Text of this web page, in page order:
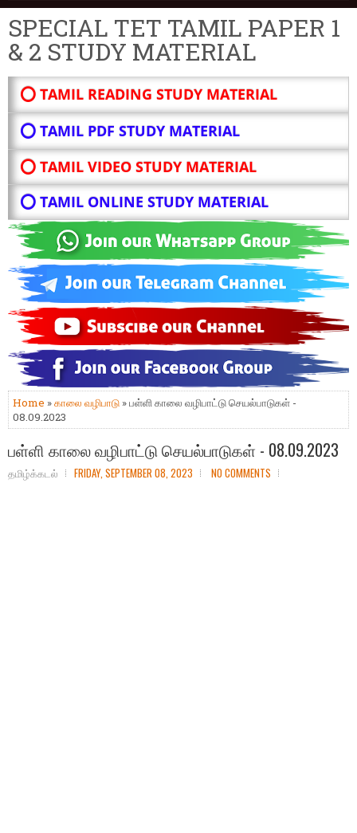
SPECIAL TET TAMIL PAPER 1
& 2 STUDY MATERIAL
⭕ TAMIL READING STUDY MATERIAL
⭕ TAMIL PDF STUDY MATERIAL
⭕ TAMIL VIDEO STUDY MATERIAL
⭕ TAMIL ONLINE STUDY MATERIAL
Home »காலை வழிபாடு » பள்ளி காலை வழிபாட்டு செயல்பாடுகள் -
08.09.2023
பள்ளி காலை வழிபாட்டு செயல்பாடுகள் - 08.09.2023
தமிழ்க்கடல் FRIDAY, SEPTEMBER 08, 2023 NO COMMENTS